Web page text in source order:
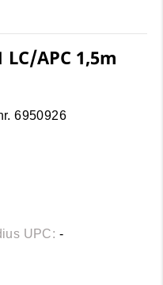
LC/APC 1,5m
6950926
UPC: -